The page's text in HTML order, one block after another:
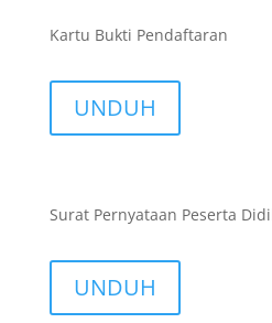
Kartu Bukti Pendaftaran
UNDUH
Surat Pernyataan Peserta
UNDUH